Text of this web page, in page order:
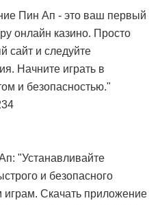
Пин Ап - это ваш первый
онлайн казино. Просто
сайт и следуйте
Начните играть в
и безопасностью."
"Устанавливайте
и безопасного
Скачать приложение